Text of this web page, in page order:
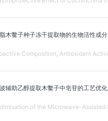
木鳖子种子冻干提取物的生物活性成
Composition, Antioxidant
辅助乙醇提取木鳖子中皂苷的工艺优化
of the Microwave-Assisted